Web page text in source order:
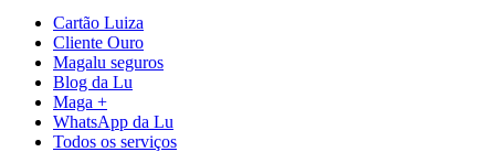
Cartão Luiza
Cliente Ouro
Magalu seguros
Blog da Lu
Maga +
WhatsApp da Lu
Todos os serviços